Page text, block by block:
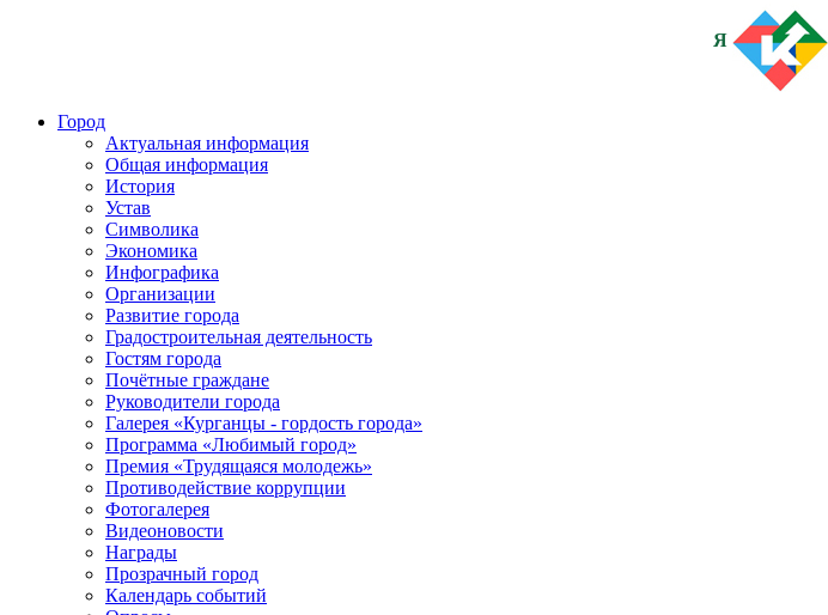
Я
Город
Актуальная информация
Общая информация
История
Устав
Символика
Экономика
Инфографика
Организации
Развитие города
Градостроительная деятельность
Гостям города
Почётные граждане
Руководители города
Галерея «Курганцы - гордость города»
Программа «Любимый город»
Премия «Трудящаяся молодежь»
Противодействие коррупции
Фотогалерея
Видеоновости
Награды
Прозрачный город
Календарь событий